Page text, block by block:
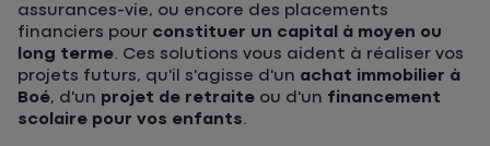
assurances-vie, ou encore des placements
financiers pour constituer un capital à moyen ou
long terme. Ces solutions vous aident à réaliser vos
projets futurs, qu'il s'agisse d'un achat immobilier à
Boé, d'un projet de retraite ou d'un financement
scolaire pour vos enfants.